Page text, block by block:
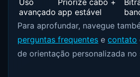
avançado app estável
Para aprofundar, navegue
perguntas frequentes econtato
de orientação personalizada no